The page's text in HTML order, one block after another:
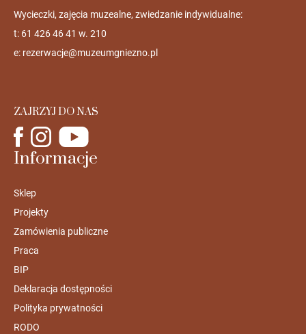
Wycieczki, zajęcia muzealne, zwiedzanie indywidualne:
t: 61 426 46 41 w. 210
e: rezerwacje@muzeumgniezno.pl
ZAJRZYJ DO NAS
Informacje
Sklep
Projekty
Zamówienia publiczne
Praca
BIP
Deklaracja dostępności
Polityka prywatności
RODO